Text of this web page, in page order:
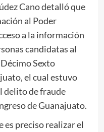
Cano detalló que
al Poder
a la información
candidatas al
Sexto
el cual estuvo
delito de fraude
de Guanajuato.
es preciso realizar el